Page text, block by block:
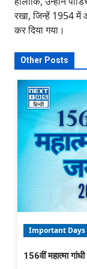
रखा, जिन्हें 1954 में
कर दिया गया।
Other Posts
Important Days
156वीं महात्मा